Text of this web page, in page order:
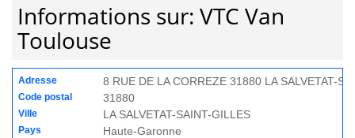
Informations sur: VTC Van
Toulouse
Adresse 8 RUE DE LA CORREZE 31880 LA SALVETAT-
Code postal 31880
Ville LA SALVETAT-SAINT-GILLES
Pays Haute-Garonne